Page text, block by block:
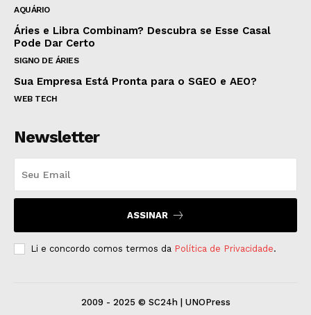
AQUÁRIO
Áries e Libra Combinam? Descubra se Esse Casal
Pode Dar Certo
SIGNO DE ÁRIES
Sua Empresa Está Pronta para o SGEO e AEO?
WEB TECH
Newsletter
ASSINAR
Li e concordo comos termos da Política de Privacidade.
2009 - 2025 © SC24h | UNOPress